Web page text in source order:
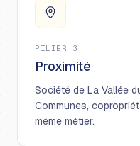
PILIER 3
Proximité
Société de La Vallée
Communes,
même métier.